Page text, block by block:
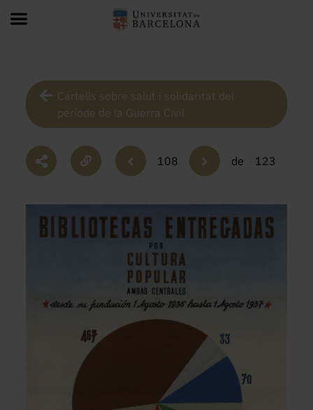
Cartells sobre salut i solidaritat del
període de la Guerra Civil
108 de 123